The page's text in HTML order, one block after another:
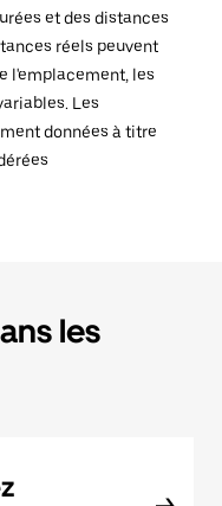
et des distances
réels peuvent
l'emplacement, les
Les
données à titre
les